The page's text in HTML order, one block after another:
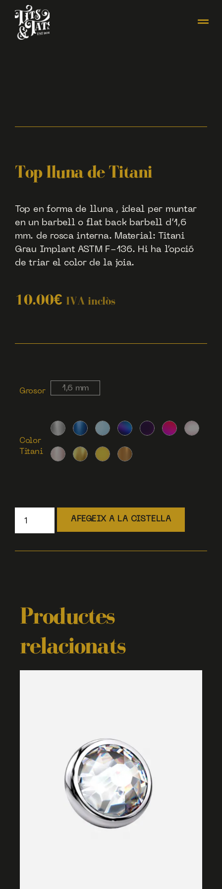
Top lluna de Titani
Top en forma de lluna , ideal per muntar
en un barbell o flat back barbell d’1,6
mm. de rosca interna. Material: Titani
Grau Implant ASTM F-136. Hi ha l’opció
de triar el color de la joia.
10.00€ IVA inclòs
Grosor 1,6 mm
Color
Titani
AFEGEIX A LA CISTELLA
Productes
relacionats